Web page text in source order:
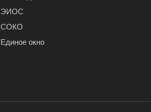
ЭИОС
СОКО
Единое окно